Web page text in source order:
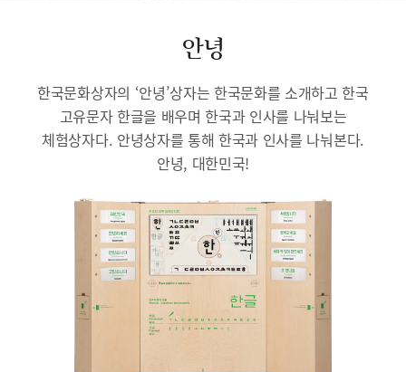
안녕
한국문화상자의 ‘안녕’상자는 한국문화를 소개하고 한국
고유문자 한글을 배우며 한국과 인사를 나눠보는
체험상자다. 안녕상자를 통해 한국과 인사를 나눠본다.
안녕, 대한민국!